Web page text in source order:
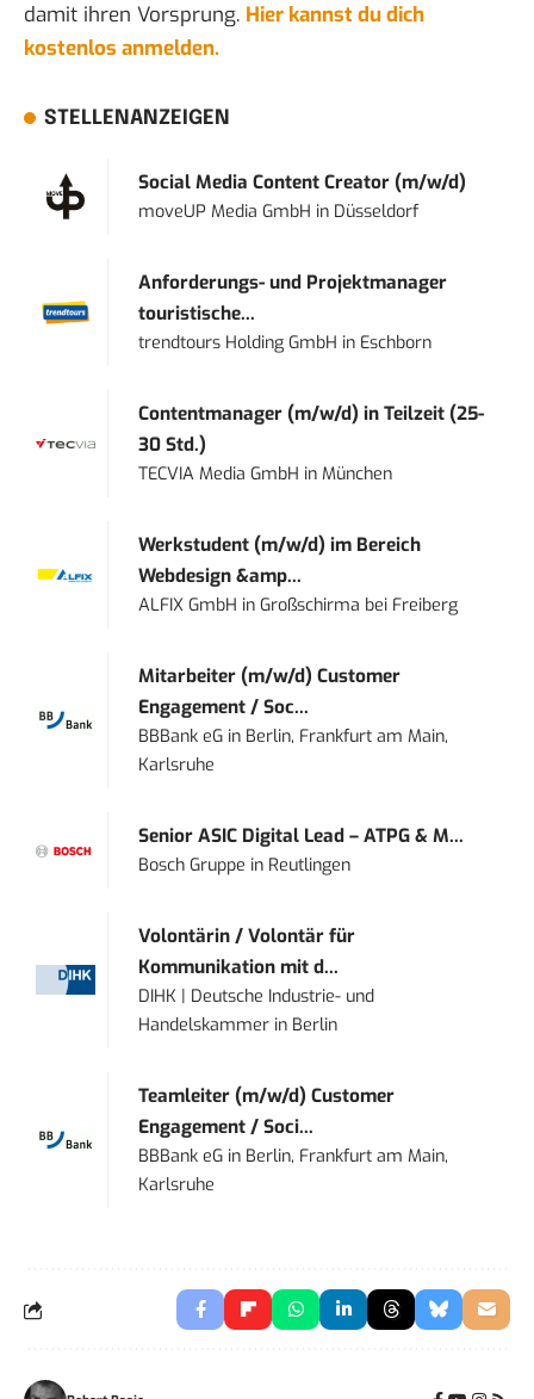
damit ihren Vorsprung. Hier kannst du dich
kostenlos anmelden.
STELLENANZEIGEN
Social Media Content Creator (m/w/d)
moveUP Media GmbH in Düsseldorf
Anforderungs- und Projektmanager
touristische...
trendtours Holding GmbH in Eschborn
Contentmanager (m/w/d) in Teilzeit (25-
30 Std.)
TECVIA Media GmbH inMünchen
Werkstudent (m/w/d) im Bereich
Webdesign &amp...
ALFIX GmbH inGroßschirma bei Freiberg
Mitarbeiter (m/w/d) Customer
Engagement / Soc...
BBBank eG in Berlin, Frankfurt am Main,
Karlsruhe
Senior ASIC Digital Lead – ATPG & M...
Bosch Gruppe in Reutlingen
Volontärin / Volontär für
Kommunikation mit d...
DIHK | Deutsche Industrie- und
Handelskammer in Berlin
Teamleiter (m/w/d) Customer
Engagement / Soci...
BBBank eG in Berlin, Frankfurt am Main,
Karlsruhe